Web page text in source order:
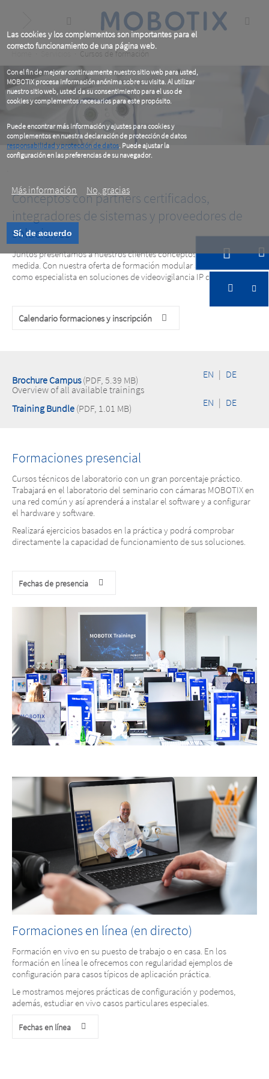
Las cookies y los complementos son importantes para el
correcto funcionamiento de una página web.
Con el fin de mejorar continuamente nuestro sitio web para usted,
MOBOTIX procesa información anónima sobre su visita. Al utilizar
nuestro sitio web, usted da su consentimiento para el uso de
cookies y complementos necesarios para este propósito.
Puede encontrar más información y ajustes para cookies y
complementos en nuestra declaración de protección de datos
responsabilidad y protección de datos. Puede ajustar la
configuración en las preferencias de su navegador.
Más información
No, gracias
Sí, de acuerdo
content
Cursos de formación
Cursos de formación
Conceptos con partners certificados,
integradores de sistemas y proveedores de
soluciones
Juntos presentamos a nuestros clientes conceptos hechos a
medida. Con nuestra oferta de formación modular se cualificará
como especialista en soluciones de videovigilancia IP de MOBOTIX.
Calendario formaciones y inscripción
Brochure Campus(PDF, 5.39 MB)
Overview of all available trainings
EN | DE
Training Bundle (PDF, 1.01 MB) EN | DE
Formaciones presencial
Cursos técnicos de laboratorio con un gran porcentaje práctico.
Trabajará en el laboratorio del seminario con cámaras MOBOTIX en
una red común y así aprenderá a instalar el software y a configurar
el hardware y software.
Realizará ejercicios basados en la práctica y podrá comprobar
directamente la capacidad de funcionamiento de sus soluciones.
Fechas de presencia
Formaciones en línea (en directo)
Formación en vivo en su puesto de trabajo o en casa. En los
formación en línea le ofrecemos con regularidad ejemplos de
configuración para casos típicos de aplicación práctica.
Le mostramos mejores prácticas de configuración y podemos,
además, estudiar en vivo casos particulares especiales.
Fechas en línea